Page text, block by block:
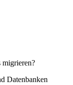
migrieren?
Datenbanken